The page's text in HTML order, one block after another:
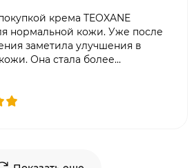
крема TEOXANE
нормальной кожи. Уже после
заметила улучшения в
Она стала более
жирности.
кто хочет сохранить